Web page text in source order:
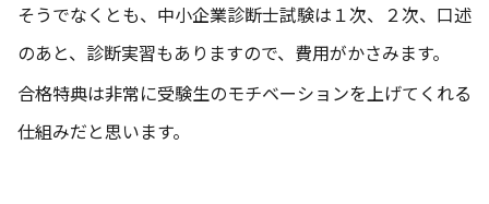
そうでなくとも、中小企業診断士試験は１次、２次、口述
のあと、診断実習もありますので、費用がかさみます。
合格特典は非常に受験生のモチベーションを上げてくれる
仕組みだと思います。